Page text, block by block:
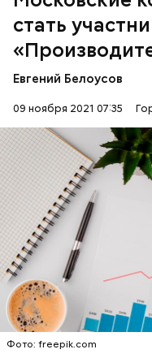
стать
Евгений Белоусов
09 ноября 2021 07:35
Фото: freepik.com
Принимая участие в
смогут повысить
эффективность
усовершенствовать
улучшить качество
выпускаемой